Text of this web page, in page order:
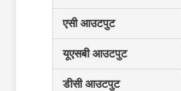
एसी आउटपुट
यूएसबी आउटपुट
डीसी आउटपुट